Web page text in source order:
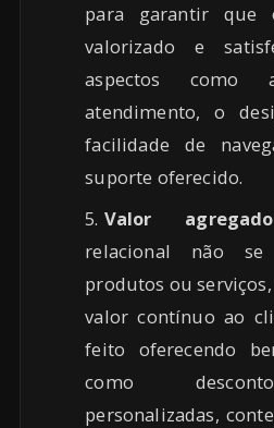
para garantir que
valorizado e
aspectos como
atendimento, o
facilidade de
suporte oferecido.
Valor agregado
relacional não
produtos ou
valor contínuo ao
feito oferecendo
como
personalizadas,